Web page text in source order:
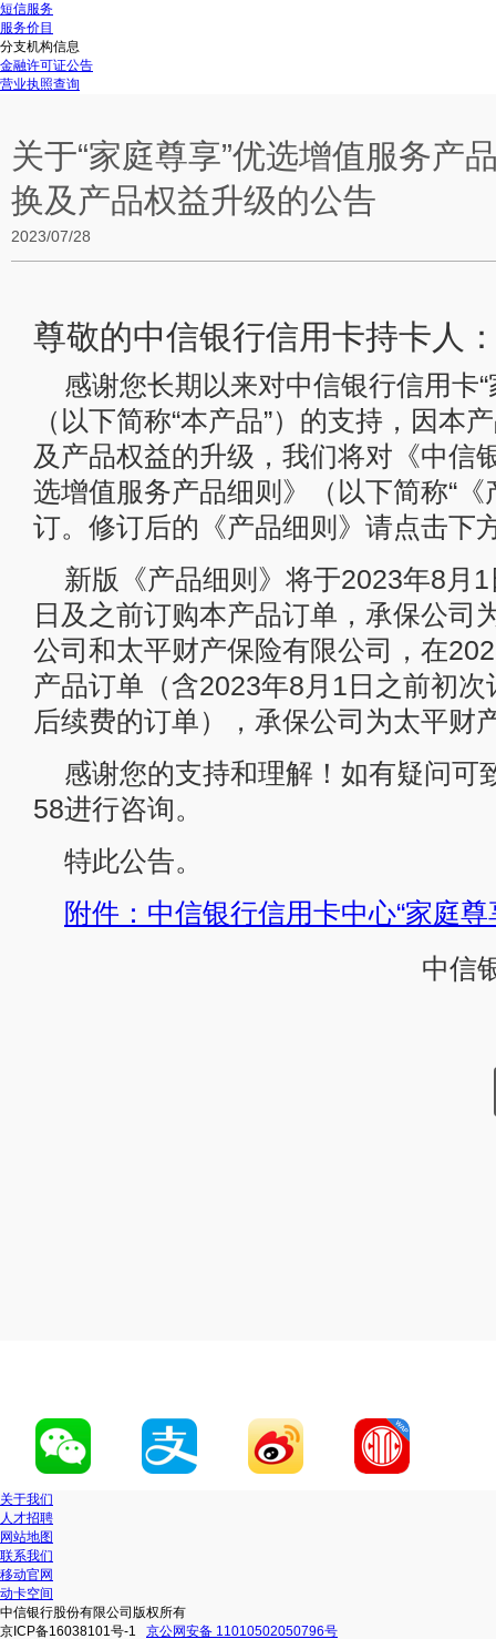
短信服务
服务价目
分支机构信息
金融许可证公告
营业执照查询
关于“家庭尊享”优选增值服务产
换及产品权益升级的公告
2023/07/28
尊敬的中信银行信用卡持卡人
感谢您长期以来对中信银行信用卡
（以下简称“本产品”）的支持，因本
及产品权益的升级，我们将对《中信
选增值服务产品细则》（以下简称“
订。修订后的《产品细则》请点击下
新版《产品细则》将于2023年8月
日及之前订购本产品订单，承保公司
公司和太平财产保险有限公司，在
产品订单（含2023年8月1日之前初
后续费的订单），承保公司为太平财
感谢您的支持和理解！如有疑问可
58进行咨询。
特此公告。
附件：中信银行信用卡中心“家庭
中信
关于我们
人才招聘
网站地图
联系我们
移动官网
动卡空间
中信银行股份有限公司版权所有
京ICP备16038101号-1
京公网安备 11010502050796号